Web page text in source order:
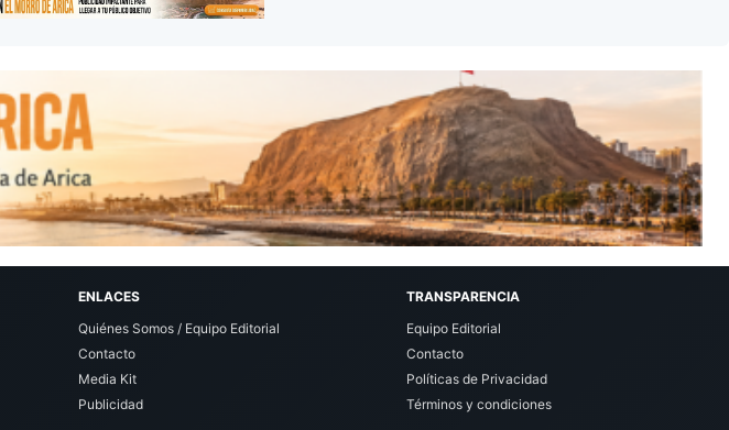
ENLACES
Quiénes Somos / Equipo Editorial
Contacto
Media Kit
Publicidad
TRANSPARENCIA
Equipo Editorial
Contacto
Políticas de Privacidad
Términos y condiciones